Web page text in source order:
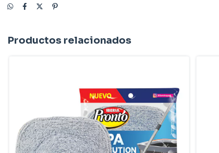
Productos relacionados